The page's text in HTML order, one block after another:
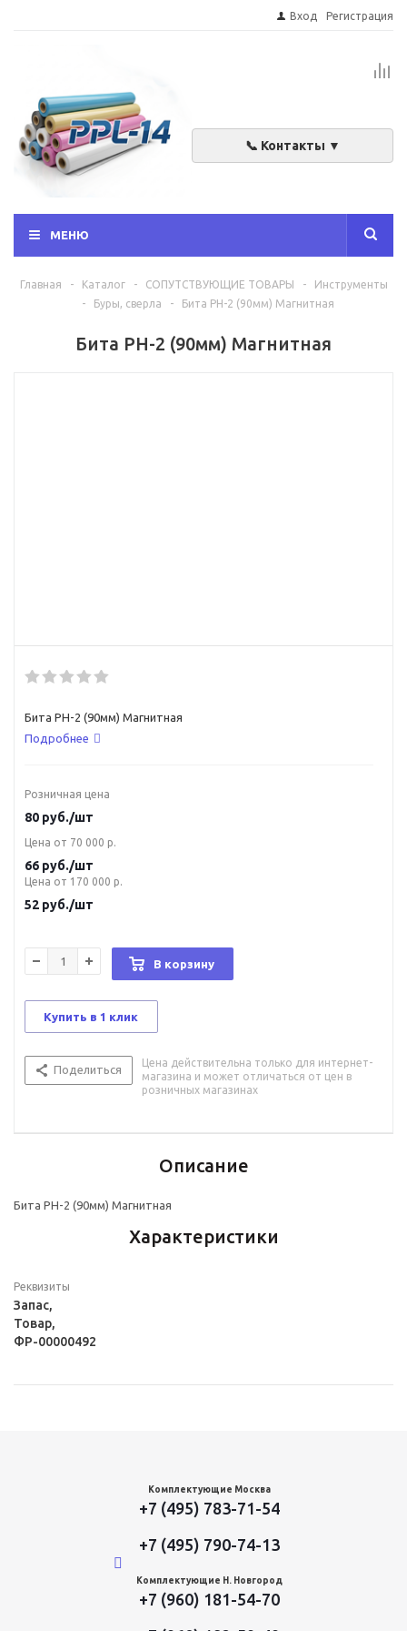
Вход Регистрация
📞 Контакты ▼
МЕНЮ
Главная - Каталог - СОПУТСТВУЮЩИЕ ТОВАРЫ -
Инструменты
-
Буры, сверла - Бита РН-2 (90мм) Магнитная
Бита РН-2 (90мм) Магнитная
Бита РН-2 (90мм) Магнитная
Подробнее
Розничная цена
80 руб./шт
Цена от 70 000 р.
66 руб./шт
Цена от 170 000 р.
52 руб./шт
В корзину
Купить в 1 клик
Поделиться
Цена действительна только для интернет-
магазина и может отличаться от цен в
розничных магазинах
Описание
Бита РН-2 (90мм) Магнитная
Характеристики
Реквизиты
Запас,
Товар,
ФР-00000492
Комплектующие Москва
+7 (495) 783-71-54
+7 (495) 790-74-13
Комплектующие Н. Новгород
+7 (960) 181-54-70